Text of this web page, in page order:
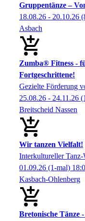
Gruppentänze –
18.08.26 - 20.10.26
Asbach
Zumba® Fitness -
Fortgeschrittene!
Gezielte Förderung
25.08.26 - 24.11.26
Breitscheid Nassen
Wir tanzen Vielfalt!
Interkultureller
01.09.26 (1-mal)
Kasbach-Ohlenberg
Bretonische Tänze